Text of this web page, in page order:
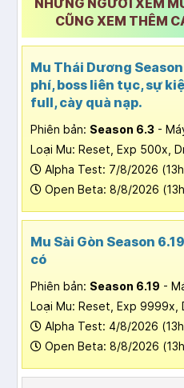
NHỮNG NGƯỜI XEM
CŨNG XEM THÊM
Mu Thái Dương
phí, boss liên tục, sự
full, cày quà nạp.
Phiên bản: Season 6.3 -
Loại Mu: Reset, Exp 500x,
Alpha Test: 7/8/2026
Open Beta: 8/8/2026
Mu Sài Gòn Season
có
Phiên bản: Season 6.19 -
Loại Mu: Reset, Exp 9999x,
Alpha Test: 4/8/2026
Open Beta: 8/8/2026